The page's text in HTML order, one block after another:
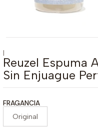
|
Reuzel Espuma
Sin Enjuague
FRAGANCIA
Original